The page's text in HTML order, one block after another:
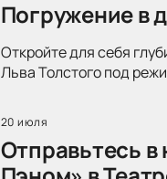
Погружение в
Откройте для себя
Льва Толстого под
20 июля
Отправьтесь в